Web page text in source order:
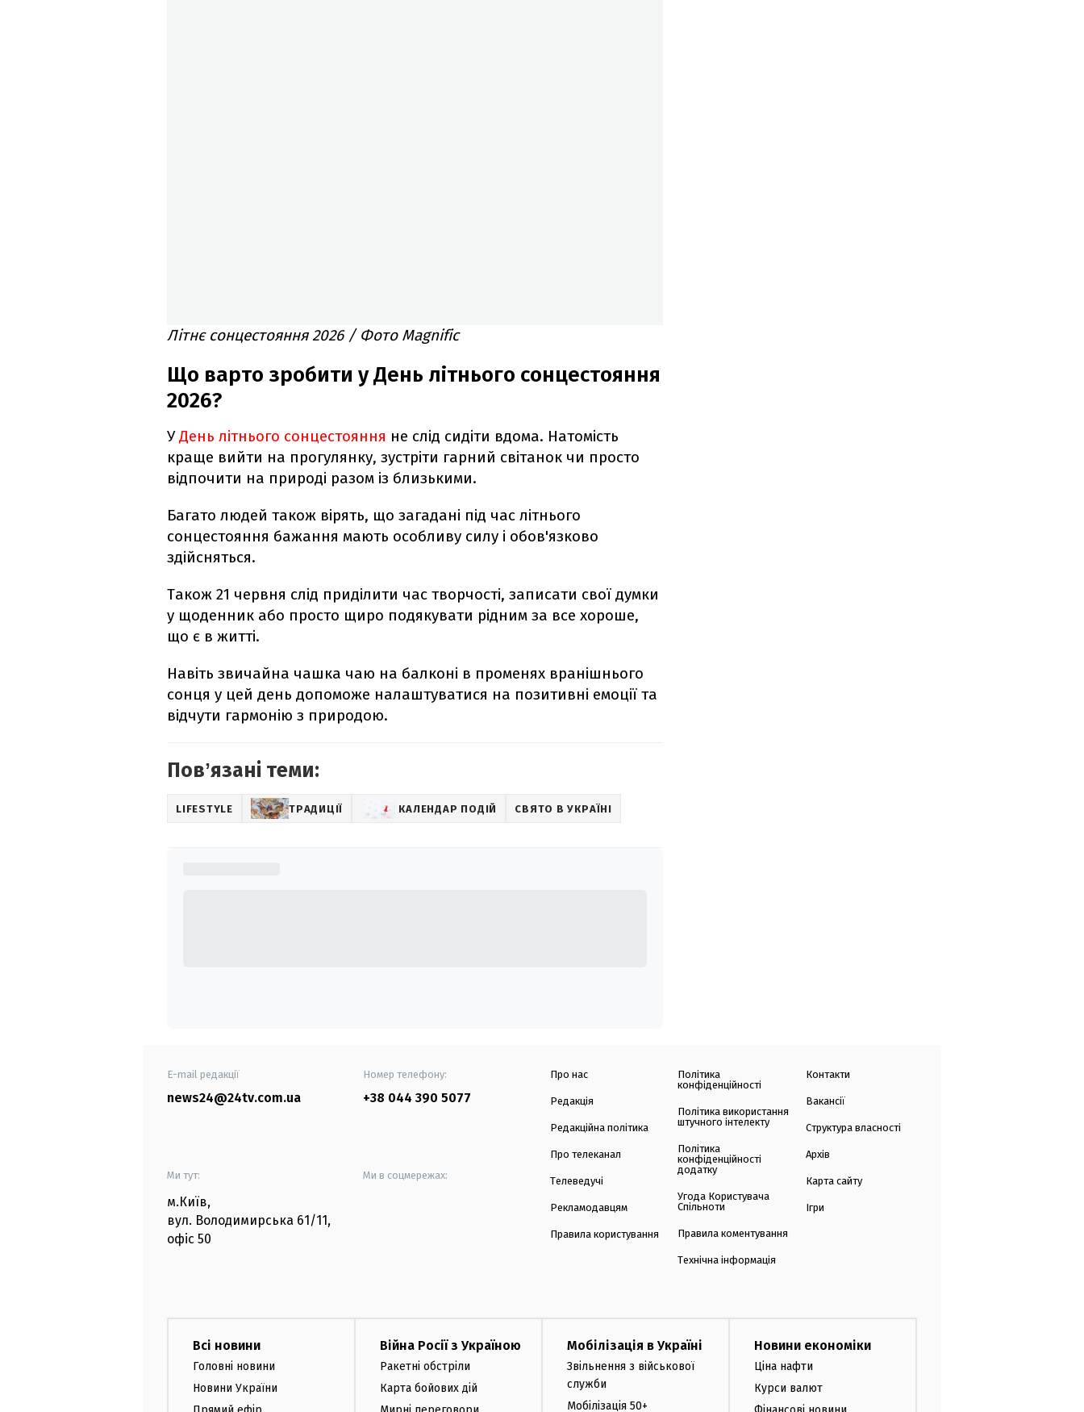
Літнє сонцестояння 2026 / Фото Magnific
Що варто зробити у День літнього сонцестояння
2026?
УДень літнього сонцестояння не слід сидіти вдома. Натомість
краще вийти на прогулянку, зустріти гарний світанок чи просто
відпочити на природі разом із близькими.
Багато людей також вірять, що загадані під час літнього
сонцестояння бажання мають особливу силу і обов'язково
здійсняться.
Також 21 червня слід приділити час творчості, записати свої думки
у щоденник або просто щиро подякувати рідним за все хороше,
що є в житті.
Навіть звичайна чашка чаю на балконі в променях вранішнього
сонця у цей день допоможе налаштуватися на позитивні емоції та
відчути гармонію з природою.
Повʼязані теми:
LIFESTYLE ТРАДИЦІЇ КАЛЕНДАР ПОДІЙ СВЯТО В УКРАЇНІ
E-mail редакції
news24@24tv.com.ua
Номер телефону:
+38 044 390 5077
Ми тут:
м.Київ,
вул. Володимирська 61/11,
офіс 50
Ми в соцмережах:
Про нас
Редакція
Редакційна політика
Про телеканал
Телеведучі
Рекламодавцям
Правила користування
Політика
конфіденційності
Політика використання
штучного інтелекту
Політика
конфіденційності
додатку
Угода Користувача
Спільноти
Правила коментування
Технічна інформація
Контакти
Вакансії
Структура власності
Архів
Карта сайту
Ігри
Всі новини
Головні новини
Новини України
Війна Росії з Україною
Ракетні обстріли
Карта бойових дій
Мобілізація в Україні
Звільнення з військової
служби
Мобілізація 50+
Новини економіки
Ціна нафти
Курси валют